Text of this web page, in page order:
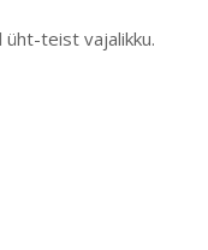
üht-teist vajalikku.